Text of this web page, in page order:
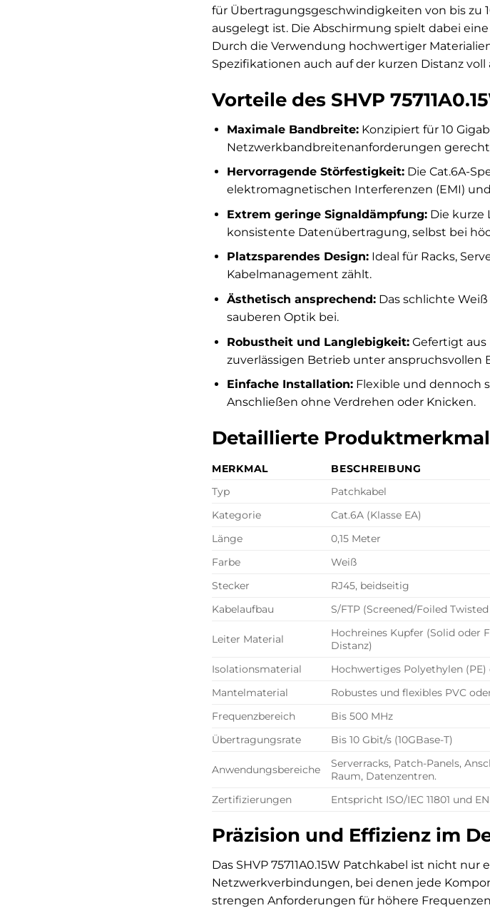
für Übertragungsgeschwindigkeiten von bis zu
ausgelegt ist. Die Abschirmung spielt dabei
Durch die Verwendung hochwertiger
Spezifikationen auch auf der kurzen Distanz
Vorteile des SHVP
Maximale Bandbreite:Konzipiert für 10
Netzwerkbandbreitenanforderungen
Hervorragende Störfestigkeit:Die Cat.6A-
elektromagnetischen Interferenzen (EMI)
Extrem geringe Signaldämpfung:Die kurze
konsistente Datenübertragung, selbst bei
Platzsparendes Design:Ideal für Racks,
Kabelmanagement zählt.
Ästhetisch ansprechend:Das schlichte
sauberen Optik bei.
Robustheit und Langlebigkeit:Gefertigt aus
zuverlässigen Betrieb unter anspruchsvollen
Einfache Installation:Flexible und dennoch
Anschließen ohne Verdrehen oder Knicken.
Detaillierte
MERKMAL
BESCHREIBUNG
Typ
Patchkabel
Kategorie
Cat.6A (Klasse EA)
Länge
0,15 Meter
Farbe
Weiß
Stecker
RJ45, beidseitig
Kabelaufbau
S/FTP (Screened/Foiled
Leiter Material
Hochreines Kupfer (Solid oder
Distanz)
Isolationsmaterial
Hochwertiges Polyethylen
Mantelmaterial
Robustes und flexibles PVC
Frequenzbereich
Bis 500 MHz
Übertragungsrate
Bis 10 Gbit/s (10GBase-T)
Anwendungsbereiche
Serverracks, Patch-Panels,
Raum, Datenzentren.
Zertifizierungen
Entspricht ISO/IEC 11801 und
Präzision und Effizienz im
Das SHVP 75711A0.15W Patchkabel ist nicht
Netzwerkverbindungen, bei denen jede
strengen Anforderungen für höhere